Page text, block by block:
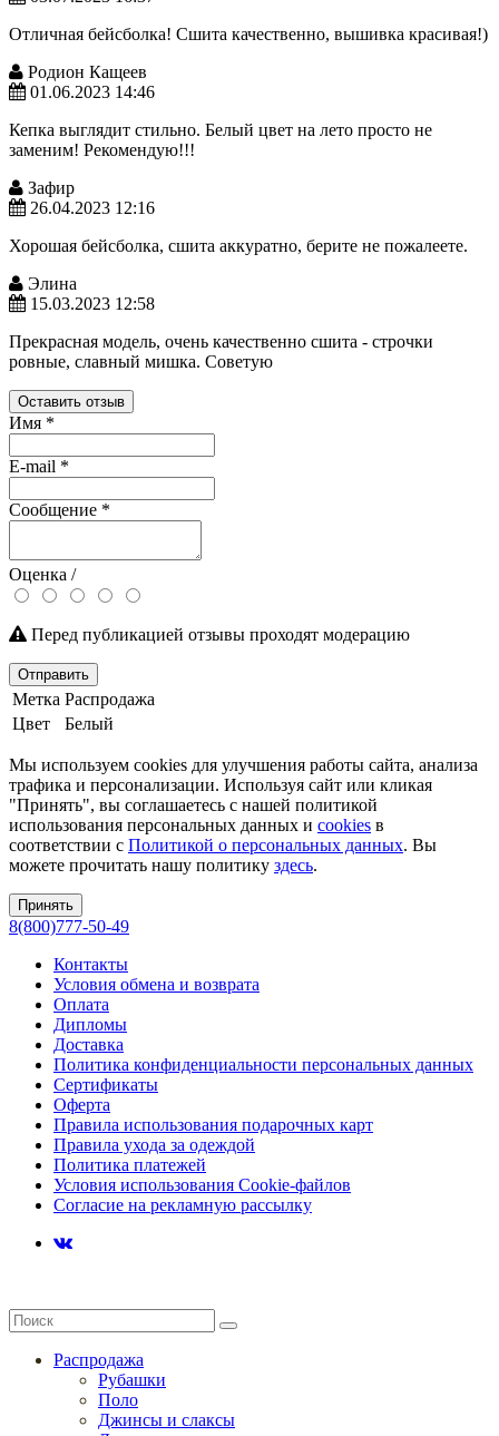
Отличная бейсболка! Сшита качественно, вышивка красивая!)
Родион Кащеев
01.06.2023 14:46
Кепка выглядит стильно. Белый цвет на лето просто не
заменим! Рекомендую!!!
Зафир
26.04.2023 12:16
Хорошая бейсболка, сшита аккуратно, берите не пожалеете.
Элина
15.03.2023 12:58
Прекрасная модель, очень качественно сшита - строчки
ровные, славный мишка. Советую
Оставить отзыв
Имя *
E-mail *
Сообщение *
Оценка /
Перед публикацией отзывы проходят модерацию
Отправить
Метка Распродажа
Цвет
Белый
Мы используем cookies для улучшения работы сайта, анализа
трафика и персонализации. Используя сайт или кликая
"Принять", вы соглашаетесь с нашей политикой
использования персональных данных и cookies в
соответствии с Политикой о персональных данных. Вы
можете прочитать нашу политику здесь.
Принять
8(800)777-50-49
Контакты
Условия обмена и возврата
Оплата
Дипломы
Доставка
Политика конфиденциальности персональных данных
Сертификаты
Оферта
Правила использования подарочных карт
Правила ухода за одеждой
Политика платежей
Условия использования Cookie-файлов
Согласие на рекламную рассылку
Распродажа
Рубашки
Поло
Джинсы и слаксы